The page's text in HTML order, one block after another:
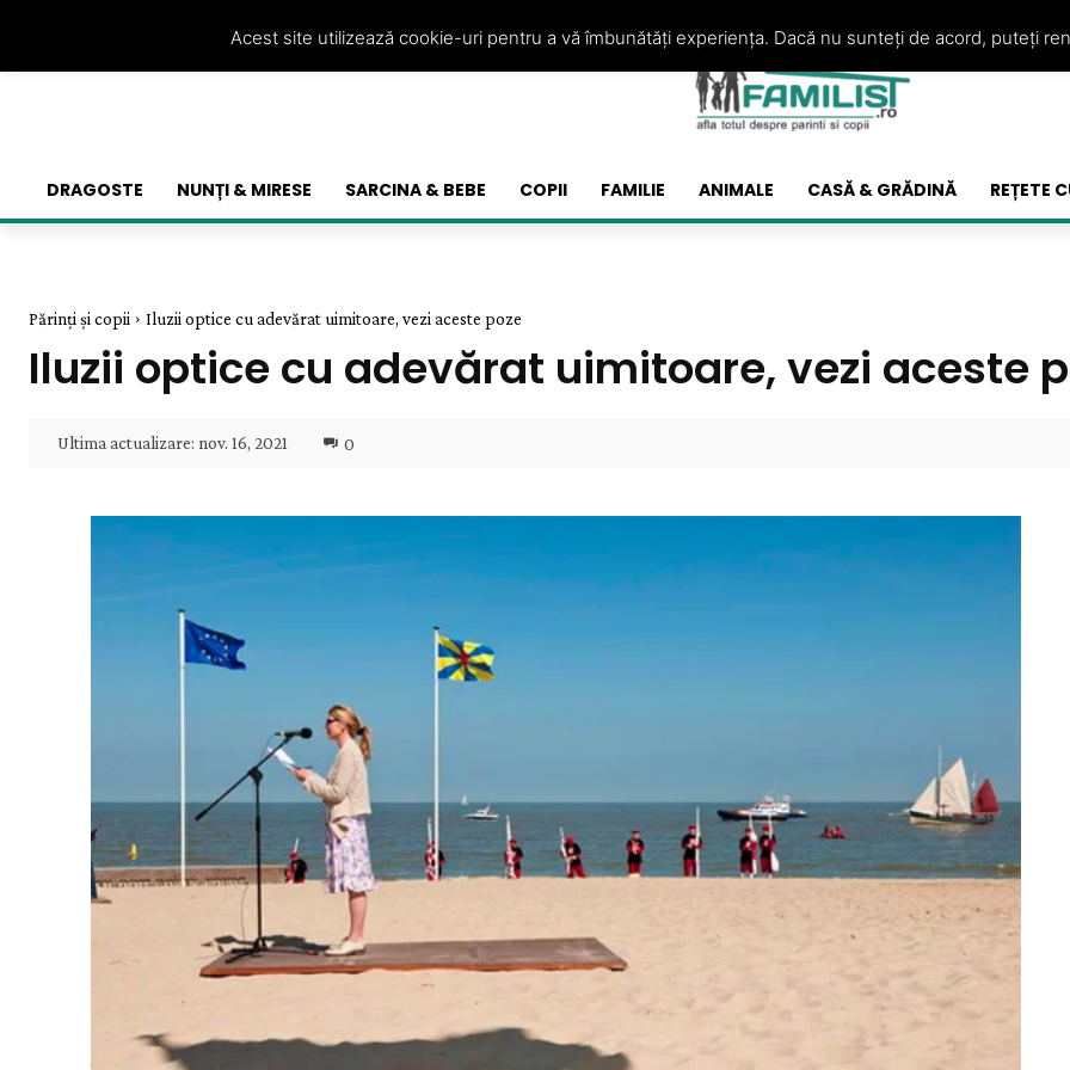
DRAGOSTE NUNȚI & MIRESE SARCINA & BEBE COPII FAMILIE ANIMALE CASĂ & GRĂDINĂ REȚETE
Părinți și copii Iluzii optice cu adevărat uimitoare, vezi aceste poze
Iluzii optice cu adevărat uimitoare, vezi aceste
Ultima actualizare: nov. 16, 2021 0
Acest site utilizează cookie-uri pentru a vă îmbunătăți experiența. Dacă nu sunteți de acord, puteți